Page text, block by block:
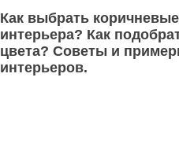
Как выбрать
интерьера? Как
цвета? Советы и
интерьеров.